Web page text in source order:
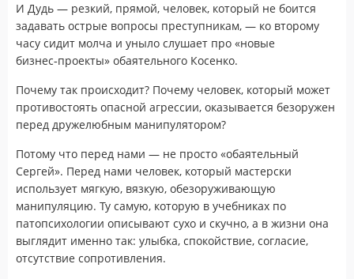
И Дудь — резкий, прямой, человек, который не боится
задавать острые вопросы преступникам, — ко второму
часу сидит молча и уныло слушает про «новые
бизнес‑проекты» обаятельного Косенко.
Почему так происходит? Почему человек, который может
противостоять опасной агрессии, оказывается безоружен
перед дружелюбным манипулятором?
Потому что перед нами — не просто «обаятельный
Сергей». Перед нами человек, который мастерски
использует мягкую, вязкую, обезоруживающую
манипуляцию. Ту самую, которую в учебниках по
патопсихологии описывают сухо и скучно, а в жизни она
выглядит именно так: улыбка, спокойствие, согласие,
отсутствие сопротивления.